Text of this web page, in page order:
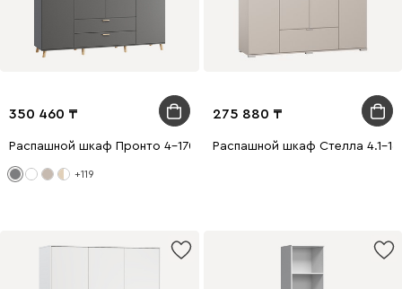
350 460
Распашной шкаф Пронто 4-170x210 Графитовый
+119
275 880
Распашной шкаф Стелла 4.1-